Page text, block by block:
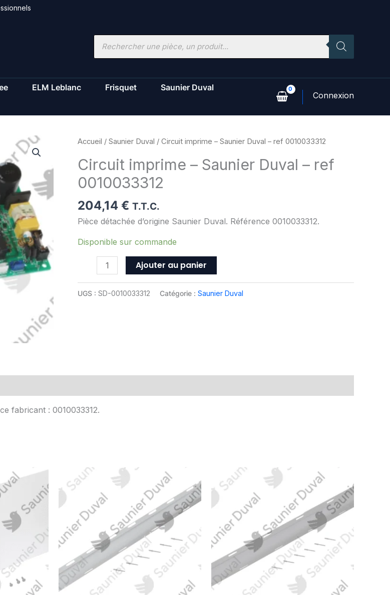
Recherche
ELM Leblanc Frisquet
Saunier Duval
Accueil / Saunier Duval / Circuit imprime – Saunier Duval – ref 0010033312
Circuit imprime – Saunier Duval – ref
0010033312
204,14 € T.T.C.
Pièce détachée d’origine Saunier Duval. Référence 0010033312.
Disponible sur commande
quantité
Circuit
imprime
Saunier
Duval
ref
0010033312
Ajouter au panier
UGS : SD-0010033312 Catégorie : Saunier Duval
fabricant : 0010033312.